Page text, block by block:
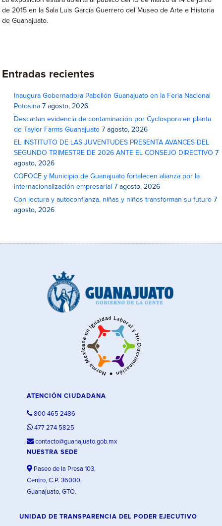
de 2015 en la Sala Luis García Guerrero del Museo de Arte e Historia
de Guanajuato.
Entradas recientes
Inaugura Gobernadora Pabellón Guanajuato en la Feria Nacional
Potosina 7 agosto, 2026
Descartan evidencia de contaminación por Cyclospora en planta
de Taylor Farms Guanajuato 7 agosto, 2026
EL INSTITUTO DE LAS JUVENTUDES PRESENTA AVANCES DEL
SEGUNDO TRIMESTRE DE 2026 ANTE EL CONSEJO DIRECTIVO 7
agosto, 2026
COFOCE y Municipio de Guanajuato fortalecen alianza por la
internacionalización empresarial 7 agosto, 2026
Con lectura y autoconfianza, niñas y niños transforman su futuro 7
agosto, 2026
ATENCIÓN CIUDADANA
800 465 2486
477 274 5825
contacto@guanajuato.gob.mx
NUESTRA SEDE
Paseo de la Presa 103,
Centro, C.P. 36000,
Guanajuato, GTO.
UNIDAD DE TRANSPARENCIA DEL PODER EJECUTIVO